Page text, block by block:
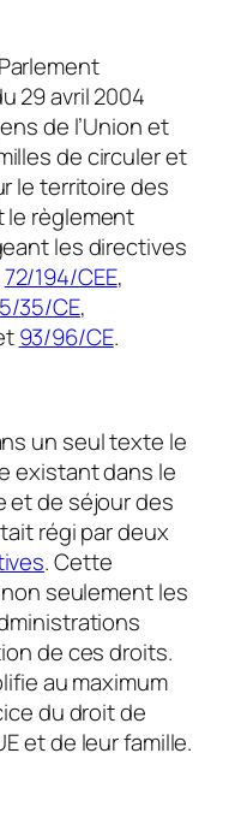
29 avril 2004
de l’Union et
de circuler et
le territoire des
le règlement
les directives
72/194/CEE,
35/CE,
93/96/CE.
un seul texte le
existant dans le
et de séjour des
régi par deux
. Cette
seulement les
de ces droits.
au maximum
du droit de
et de leur famille.